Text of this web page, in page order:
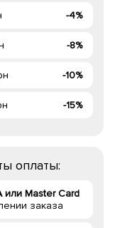
-4%
-8%
-10%
-15%
оплаты:
или Master Card
заказа